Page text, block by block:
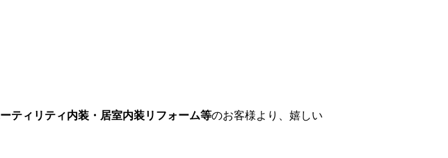
ティリティ内装・居室内装リフォーム等のお客様より、嬉しい